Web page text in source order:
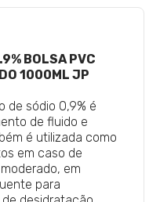
BOLSA PVC
1000ML JP
de sódio 0,9% é
de fluido e
é utilizada como
em caso de
em
para